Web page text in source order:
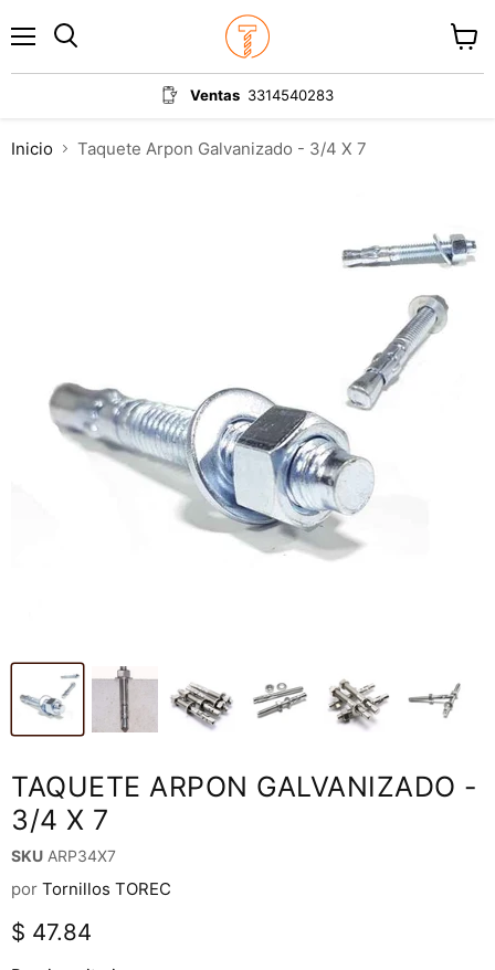
Ventas 3314540283
carrito
Inicio Taquete Arpon Galvanizado - 3/4 X 7
TAQUETE ARPON GALVANIZADO -
3/4 X 7
SKU ARP34X7
por Tornillos TOREC
Precio actual
$ 47.84